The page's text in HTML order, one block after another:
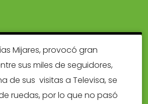
Mijares, provocó gran
sus miles de seguidores,
de sus visitas a Televisa, se
ruedas, por lo que no pasó